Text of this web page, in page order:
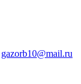
gazorb10@mail.ru